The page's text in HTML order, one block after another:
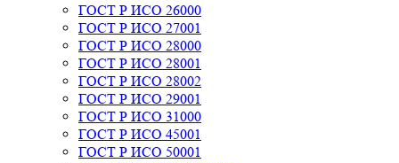
ГОСТ Р ИСО 26000
ГОСТ Р ИСО 27001
ГОСТ Р ИСО 28000
ГОСТ Р ИСО 28001
ГОСТ Р ИСО 28002
ГОСТ Р ИСО 29001
ГОСТ Р ИСО 31000
ГОСТ Р ИСО 45001
ГОСТ Р ИСО 50001